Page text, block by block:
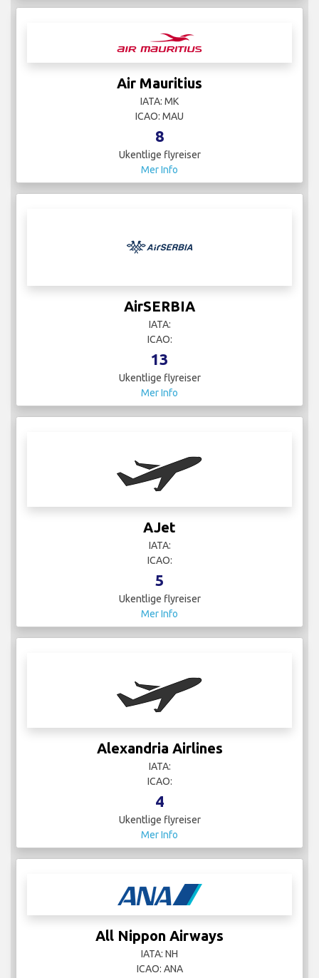
Air Mauritius
IATA: MK
ICAO: MAU
8
Ukentlige flyreiser
Mer Info
AirSERBIA
IATA:
ICAO:
13
Ukentlige flyreiser
Mer Info
AJet
IATA:
ICAO:
5
Ukentlige flyreiser
Mer Info
Alexandria Airlines
IATA:
ICAO:
4
Ukentlige flyreiser
Mer Info
All Nippon Airways
IATA: NH
ICAO: ANA